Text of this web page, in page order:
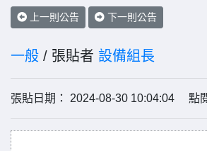
上一則公告 下一則公告
一般 / 張貼者 設備組長
張貼日期： 2024-08-30 10:04:04 點